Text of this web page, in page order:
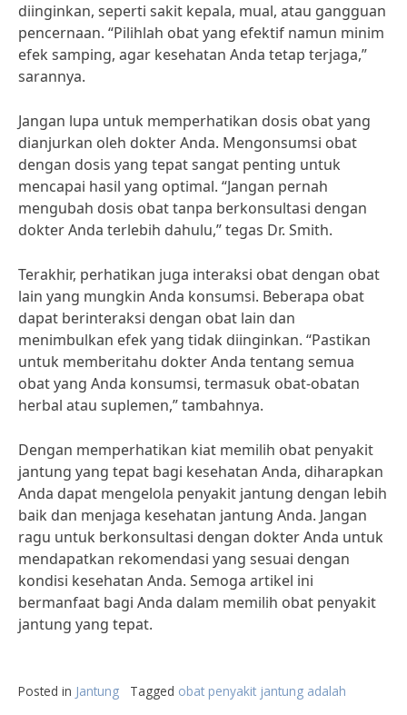
diinginkan, seperti sakit kepala, mual, atau gangguan
pencernaan. “Pilihlah obat yang efektif namun minim
efek samping, agar kesehatan Anda tetap terjaga,”
sarannya.
Jangan lupa untuk memperhatikan dosis obat yang
dianjurkan oleh dokter Anda. Mengonsumsi obat
dengan dosis yang tepat sangat penting untuk
mencapai hasil yang optimal. “Jangan pernah
mengubah dosis obat tanpa berkonsultasi dengan
dokter Anda terlebih dahulu,” tegas Dr. Smith.
Terakhir, perhatikan juga interaksi obat dengan obat
lain yang mungkin Anda konsumsi. Beberapa obat
dapat berinteraksi dengan obat lain dan
menimbulkan efek yang tidak diinginkan. “Pastikan
untuk memberitahu dokter Anda tentang semua
obat yang Anda konsumsi, termasuk obat-obatan
herbal atau suplemen,” tambahnya.
Dengan memperhatikan kiat memilih obat penyakit
jantung yang tepat bagi kesehatan Anda, diharapkan
Anda dapat mengelola penyakit jantung dengan lebih
baik dan menjaga kesehatan jantung Anda. Jangan
ragu untuk berkonsultasi dengan dokter Anda untuk
mendapatkan rekomendasi yang sesuai dengan
kondisi kesehatan Anda. Semoga artikel ini
bermanfaat bagi Anda dalam memilih obat penyakit
jantung yang tepat.
Posted in Jantung Tagged obat penyakit jantung adalah